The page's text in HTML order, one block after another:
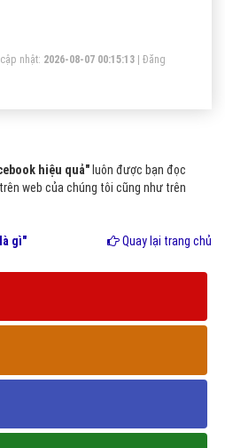
nhật: 2026-08-07 00:15:13
Đăng
hiệu quả" luôn được bạn đọc
web của chúng tôi cũng như trên
gì" Quay lại trang chủ